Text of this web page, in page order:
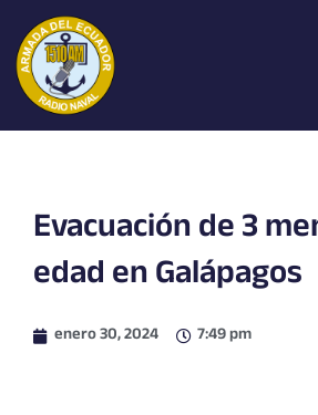
contenido
Evacuación de 3
edad en Galápagos
enero 30, 2024 7:49 pm